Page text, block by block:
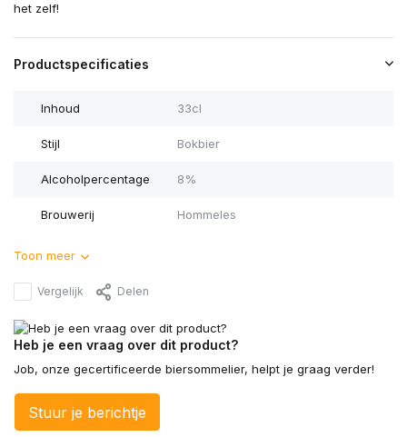
het zelf!
Productspecificaties
Inhoud 33cl
Stijl Bokbier
Alcoholpercentage 8%
Brouwerij Hommeles
Toon meer
Vergelijk Delen
Heb je een vraag over dit product?
Job, onze gecertificeerde biersommelier, helpt je graag verder!
Stuur je berichtje